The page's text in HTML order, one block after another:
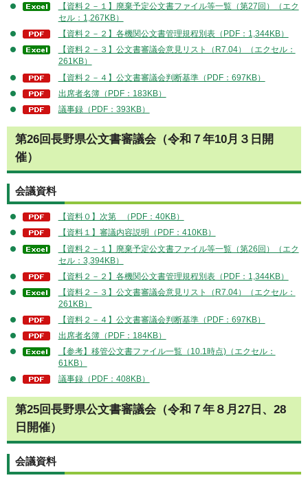
【資料２－１】廃棄予定公文書ファイル等一覧（第27回）（エク
セル：1,267KB）
【資料２－２】各機関公文書管理規程別表（PDF：1,344KB）
【資料２－３】公文書審議会意見リスト（R7.04）（エクセル：
261KB）
【資料２－４】公文書審議会判断基準（PDF：697KB）
出席者名簿（PDF：183KB）
議事録（PDF：393KB）
第26回長野県公文書審議会（令和７年10月３日開
催）
会議資料
【資料０】次第 （PDF：40KB）
【資料１】審議内容説明（PDF：410KB）
【資料２－１】廃棄予定公文書ファイル等一覧（第26回）（エク
セル：3,394KB）
【資料２－２】各機関公文書管理規程別表（PDF：1,344KB）
【資料２－３】公文書審議会意見リスト（R7.04）（エクセル：
261KB）
【資料２－４】公文書審議会判断基準（PDF：697KB）
出席者名簿（PDF：184KB）
【参考】移管公文書ファイル一覧（10.1時点)（エクセル：
61KB）
議事録（PDF：408KB）
第25回長野県公文書審議会（令和７年８月27日、28
日開催）
会議資料